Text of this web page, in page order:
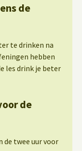
de
te drinken na
hebben
les drink je beter
de
de twee uur voor